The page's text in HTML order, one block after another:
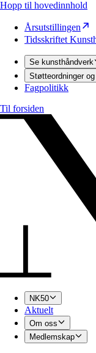
Hopp til hovedinnhold
Årsutstillingen
Tidsskriftet
Se kunsthåndverk
Støtteordninger
Fagpolitikk
Til forsiden
NK50
Aktuelt
Om oss
Medlemskap